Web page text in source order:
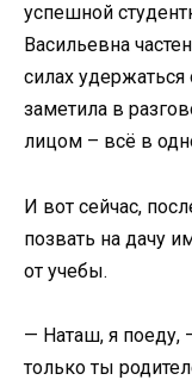
успешной
Васильевна
силах
заметила в
лицом – всё в
И вот сейчас,
позвать на дачу
от учебы.
— Наташ, я поеду,
только ты